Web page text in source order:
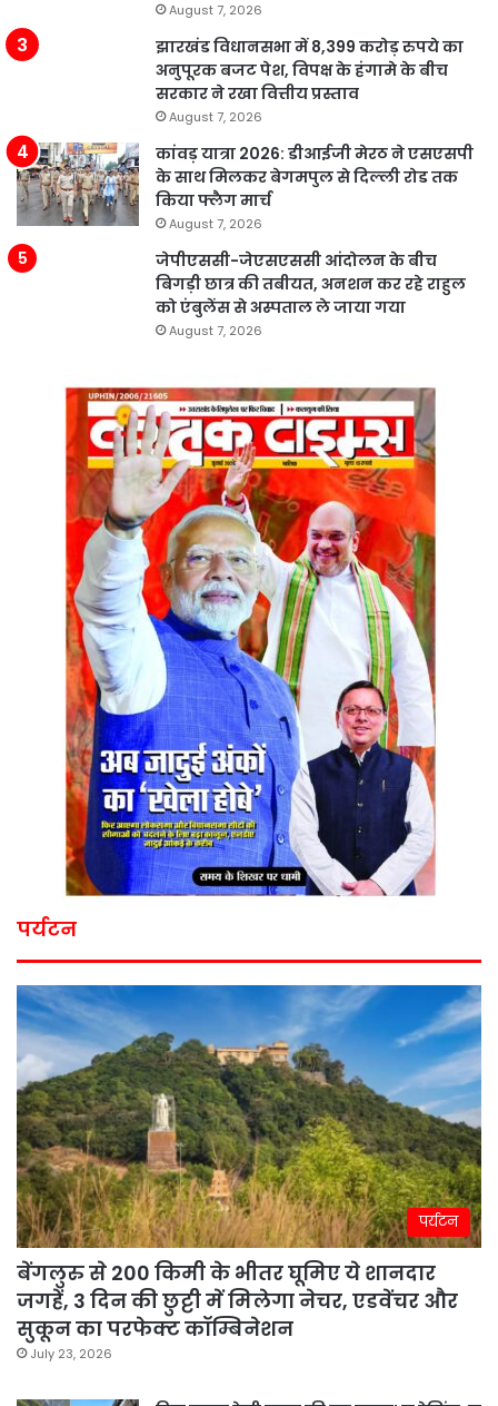
August 7, 2026
झारखंड विधानसभा में 8,399 करोड़ रुपये का
अनुपूरक बजट पेश, विपक्ष के हंगामे के बीच
सरकार ने रखा वित्तीय प्रस्ताव
August 7, 2026
कांवड़ यात्रा 2026: डीआईजी मेरठ ने एसएसपी
के साथ मिलकर बेगमपुल से दिल्ली रोड तक
किया फ्लैग मार्च
August 7, 2026
जेपीएससी-जेएसएससी आंदोलन के बीच
बिगड़ी छात्र की तबीयत, अनशन कर रहे राहुल
को एंबुलेंस से अस्पताल ले जाया गया
August 7, 2026
पर्यटन
पर्यटन
बेंगलुरु से 200 किमी के भीतर घूमिए ये शानदार
जगहें, 3 दिन की छुट्टी में मिलेगा नेचर, एडवेंचर और
सुकून का परफेक्ट कॉम्बिनेशन
July 23, 2026